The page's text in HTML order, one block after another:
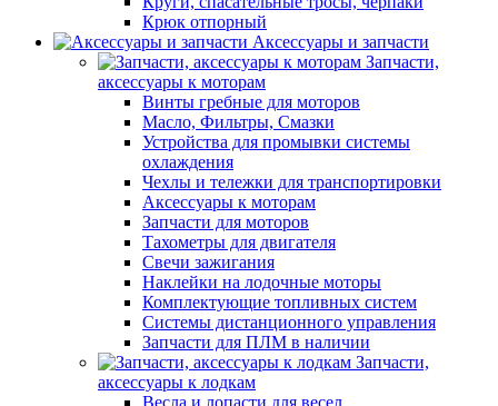
Крюк отпорный
Аксессуары и запчасти
Запчасти,
аксессуары к моторам
Винты гребные для моторов
Масло, Фильтры, Смазки
Устройства для промывки системы
охлаждения
Чехлы и тележки для транспортировки
Аксессуары к моторам
Запчасти для моторов
Тахометры для двигателя
Свечи зажигания
Наклейки на лодочные моторы
Комплектующие топливных систем
Системы дистанционного управления
Запчасти для ПЛМ в наличии
Запчасти,
аксессуары к лодкам
Весла и лопасти для весел